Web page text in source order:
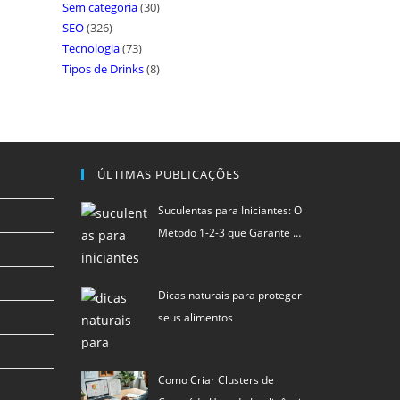
Sem categoria(30)
SEO(326)
Tecnologia(73)
Tipos de Drinks(8)
ÚLTIMAS PUBLICAÇÕES
Suculentas para Iniciantes: O
Método 1-2-3 que Garante …
Dicas naturais para proteger
seus alimentos
Como Criar Clusters de